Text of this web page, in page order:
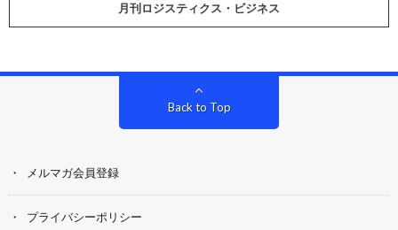
月刊ロジスティクス・ビジネス
Back to Top
メルマガ会員登録
プライバシーポリシー